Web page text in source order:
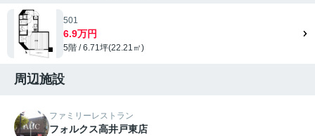
501
6.9万円
5階 / 6.71坪(22.21㎡)
周辺施設
ファミリーレストラン
フォルクス高井戸東店